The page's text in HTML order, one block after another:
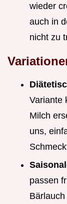
wieder
auch in
nicht zu
Variante
Milch
uns,
passen